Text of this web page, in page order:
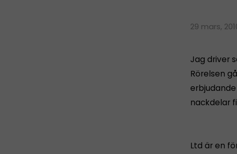
29 mars,
Jag driver
Rörelsen
nackdelar
Ltd är en